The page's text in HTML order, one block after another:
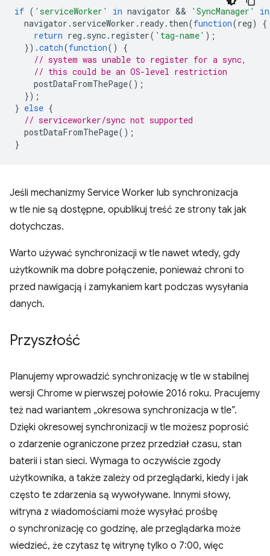
if ( 'serviceWorker' in navigator && 'SyncManager'
in
navigator . serviceWorker . ready. then(function(reg)
{
return reg . sync. register( 'tag-name' );
}).catch(function()
{
// system was unable to register for a sync,
// this could be an OS-level restriction
postDataFromThePage();
});
} else {
// serviceworker/sync not supported
postDataFromThePage();
}
Jeśli mechanizmy Service Worker lub synchronizacja
w tle nie są dostępne, opublikuj treść ze strony tak jak
dotychczas.
Warto używać synchronizacji w tle nawet wtedy, gdy
użytkownik ma dobre połączenie, ponieważ chroni to
przed nawigacją i zamykaniem kart podczas wysyłania
danych.
Przyszłość
Planujemy wprowadzić synchronizację w tle w stabilnej
wersji Chrome w pierwszej połowie 2016 roku. Pracujemy
też nad wariantem „okresowa synchronizacja w tle”.
Dzięki okresowej synchronizacji w tle możesz poprosić
o zdarzenie ograniczone przez przedział czasu, stan
baterii i stan sieci. Wymaga to oczywiście zgody
użytkownika, a także zależy od przeglądarki, kiedy i jak
często te zdarzenia są wywoływane. Innymi słowy,
witryna z wiadomościami może wysyłać prośbę
o synchronizację co godzinę, ale przeglądarka może
wiedzieć, że czytasz tę witrynę tylko o 7:00, więc